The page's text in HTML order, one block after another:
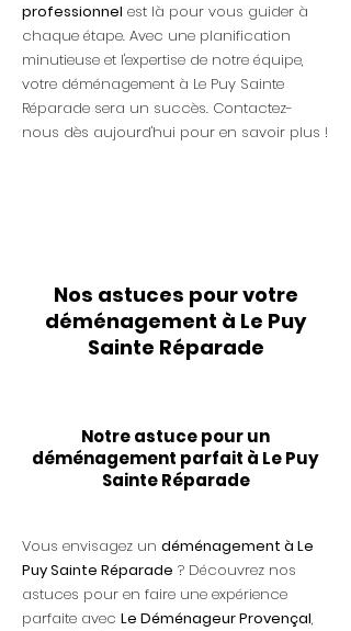
professionnel est là pour vous guider à
chaque étape. Avec une planification
minutieuse et l'expertise de notre équipe,
votre déménagement à Le Puy Sainte
Réparade sera un succès. Contactez-
nous dès aujourd'hui pour en savoir plus !
Nos astuces pour votre
déménagement à Le Puy
Sainte Réparade
Notre astuce pour un
déménagement parfait à Le Puy
Sainte Réparade
Vous envisagez un déménagement à Le
Puy Sainte Réparade ? Découvrez nos
astuces pour en faire une expérience
parfaite avec Le Déménageur Provençal,